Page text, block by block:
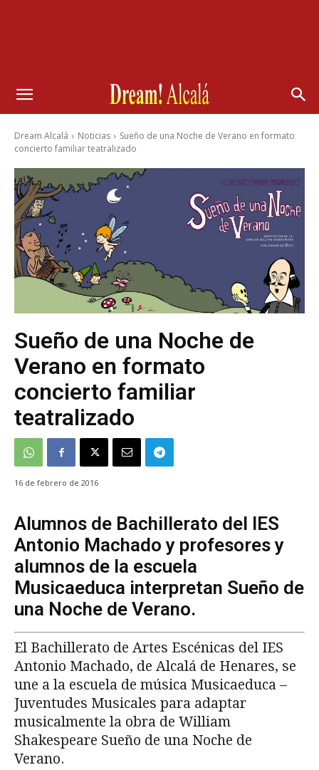
Dream Alcalá Noticias
Sueño de una Noche de Verano en formato
concierto familiar teatralizado
Sueño de una Noche de
Verano en formato
concierto familiar
teatralizado
16 de febrero de 2016
Alumnos de Bachillerato del IES
Antonio Machado y profesores y
alumnos de la escuela
Musicaeduca interpretan Sueño de
una Noche de Verano.
El Bachillerato de Artes Escénicas del IES
Antonio Machado, de Alcalá de Henares, se
une a la escuela de música Musicaeduca –
Juventudes Musicales para adaptar
musicalmente la obra de William
Shakespeare Sueño de una Noche de
Verano.